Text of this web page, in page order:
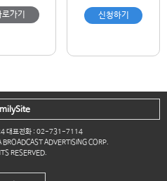
가기 신청하기
대표전화 : 02-731-7114
ADVERTISING CORP.
RESERVED.